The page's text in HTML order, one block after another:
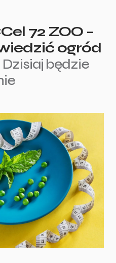
72 ZOO –
ogród
Dzisiaj będzie